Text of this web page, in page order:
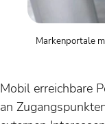
Markenportale
Mobil erreichbare
an